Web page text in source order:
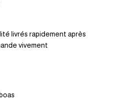
livrés rapidement après
vivement